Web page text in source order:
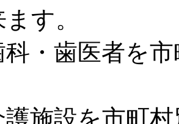
す。
・歯医者を
施設を市町